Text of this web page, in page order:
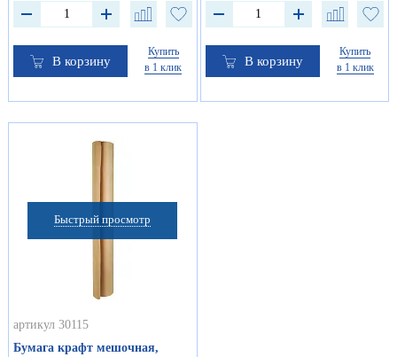
В корзину
Купить
в 1 клик
В корзину
Купить
в 1 клик
Быстрый просмотр
артикул 30115
Бумага крафт мешочная,